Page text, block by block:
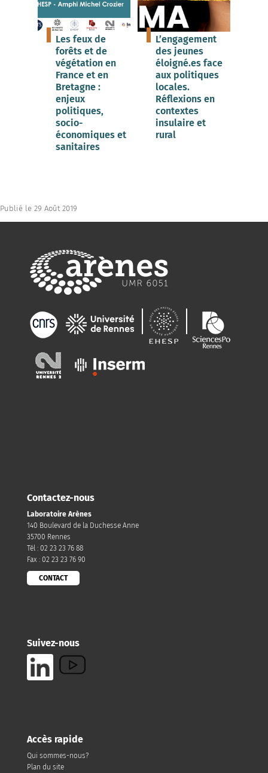
Les feux de
forêts et de
végétation en
France et en
Bretagne :
enjeux
politiques,
socio-
économiques et
sanitaires
L’engagement
des jeunes
éloigné.es face
aux politiques
locales.
Réflexions en
contextes
insulaire et
rural
Publié le 29 Août 2019
Contactez-nous
Laboratoire Arènes
140 Boulevard de la Duchesse Anne
35700 Rennes
Tél : 02 23 23 76 88
Fax : 02 23 23 76 90
CONTACT
Suivez-nous
Accès rapide
Qui sommes-nous?
Plan du site